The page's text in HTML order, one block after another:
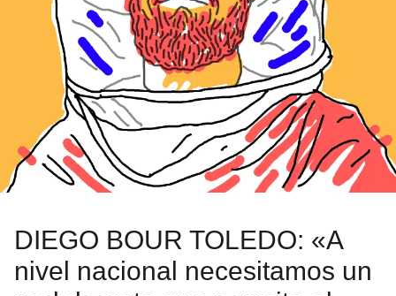
DIEGO BOUR TOLEDO: «A
nivel nacional necesitamos un